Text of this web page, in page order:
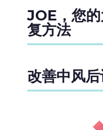
JOE，您
复方法
改善中风